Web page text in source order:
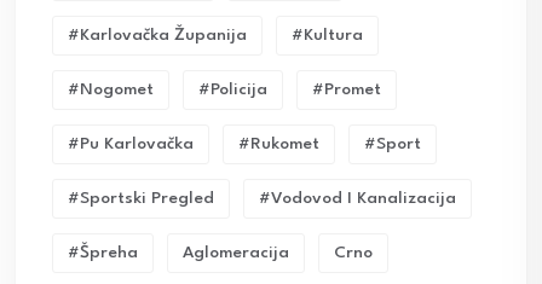
#karlovačka Županija #kultura
#nogomet #policija #promet
#pu Karlovačka #rukomet #sport
#sportski Pregled #vodovod I Kanalizacija
#Špreha Aglomeracija Crno